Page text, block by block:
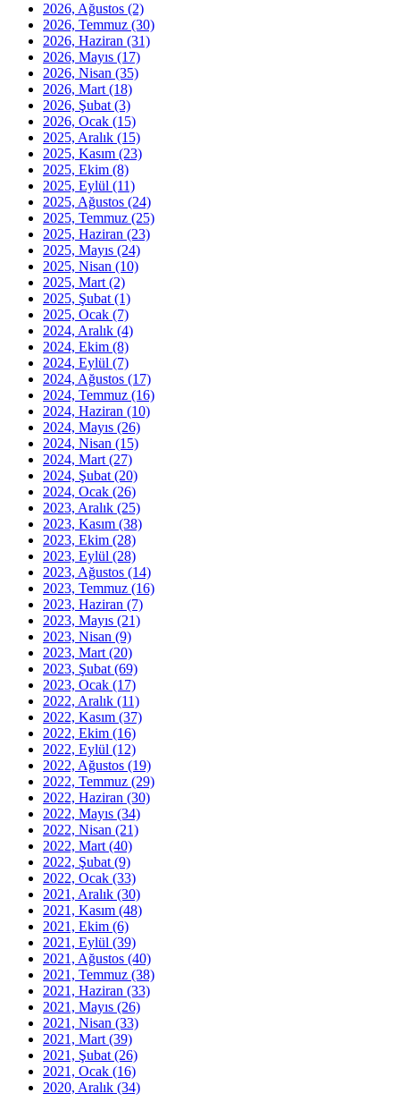
2026, Ağustos (2)
2026, Temmuz (30)
2026, Haziran (31)
2026, Mayıs (17)
2026, Nisan (35)
2026, Mart (18)
2026, Şubat (3)
2026, Ocak (15)
2025, Aralık (15)
2025, Kasım (23)
2025, Ekim (8)
2025, Eylül (11)
2025, Ağustos (24)
2025, Temmuz (25)
2025, Haziran (23)
2025, Mayıs (24)
2025, Nisan (10)
2025, Mart (2)
2025, Şubat (1)
2025, Ocak (7)
2024, Aralık (4)
2024, Ekim (8)
2024, Eylül (7)
2024, Ağustos (17)
2024, Temmuz (16)
2024, Haziran (10)
2024, Mayıs (26)
2024, Nisan (15)
2024, Mart (27)
2024, Şubat (20)
2024, Ocak (26)
2023, Aralık (25)
2023, Kasım (38)
2023, Ekim (28)
2023, Eylül (28)
2023, Ağustos (14)
2023, Temmuz (16)
2023, Haziran (7)
2023, Mayıs (21)
2023, Nisan (9)
2023, Mart (20)
2023, Şubat (69)
2023, Ocak (17)
2022, Aralık (11)
2022, Kasım (37)
2022, Ekim (16)
2022, Eylül (12)
2022, Ağustos (19)
2022, Temmuz (29)
2022, Haziran (30)
2022, Mayıs (34)
2022, Nisan (21)
2022, Mart (40)
2022, Şubat (9)
2022, Ocak (33)
2021, Aralık (30)
2021, Kasım (48)
2021, Ekim (6)
2021, Eylül (39)
2021, Ağustos (40)
2021, Temmuz (38)
2021, Haziran (33)
2021, Mayıs (26)
2021, Nisan (33)
2021, Mart (39)
2021, Şubat (26)
2021, Ocak (16)
2020, Aralık (34)